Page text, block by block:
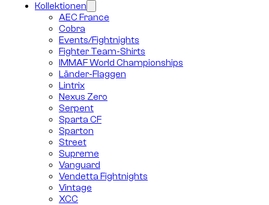
Kollektionen
AEC France
Cobra
Events/Fightnights
Fighter Team-Shirts
IMMAF World Championships
Länder-Flaggen
Lintrix
Nexus Zero
Serpent
Sparta CF
Sparton
Street
Supreme
Vanguard
Vendetta Fightnights
Vintage
XCC